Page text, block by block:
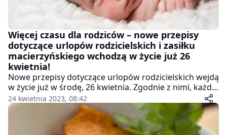
Więcej czasu dla rodziców – nowe przepisy
dotyczące urlopów rodzicielskich i zasiłku
macierzyńskiego wchodzą w życie już 26
kwietnia!
Nowe przepisy dotyczące urlopów rodzicielskich wejdą
w życie już w środę, 26 kwietnia. Zgodnie z nimi, każdy
z rodziców będzie miał prawo do wyłącznego
wykorzystania 9 tygodni urlopu rodzicielskiego, który
będzie wyższy niż dotychczasowy wymiar.
24 kwietnia 2023, 08:42